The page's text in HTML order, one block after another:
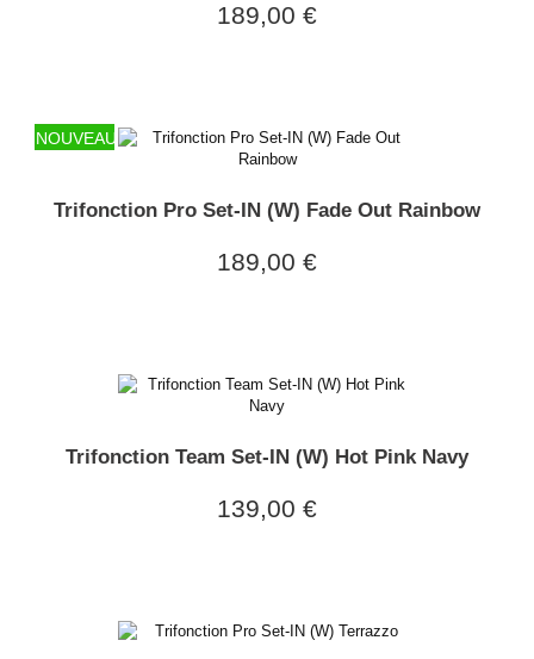
189,00 €
NOUVEAU
Trifonction Pro Set-IN (W) Fade Out Rainbow
189,00 €
Trifonction Team Set-IN (W) Hot Pink Navy
139,00 €